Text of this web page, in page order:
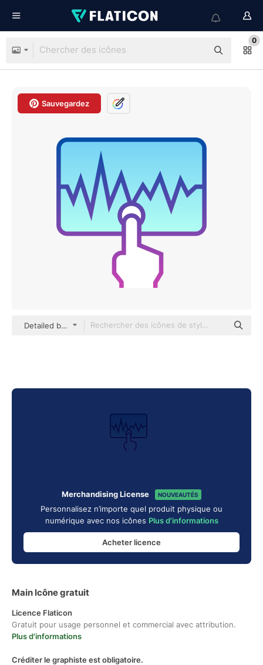
0
Sauvegardez
Detailed bright Gradient
Merchandising License NOUVEAUTÉS
Personnalisez n’importe quel produit physique ou
numérique avec nos icônes Plus d'informations
Acheter licence
Main Icône gratuit
Licence Flaticon
Gratuit pour usage personnel et commercial avec attribution.
Plus d'informations
Créditer le graphiste est obligatoire.